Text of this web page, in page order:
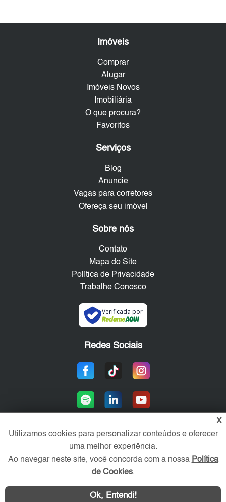
Imóveis
Comprar
Alugar
Imóveis Novos
Imobiliária
O que procura?
Favoritos
Serviços
Blog
Anuncie
Vagas para corretores
Ofereça seu imóvel
Sobre nós
Contato
Mapa do Site
Política de Privacidade
Trabalhe Conosco
Verificada por
Redes Sociais
Área exclusiva aos anunciantes,
acesse sua conta:
X
Utilizamos cookies para personalizar conteúdos e oferecer
uma melhor experiência.
Ao navegar neste site, você concorda com a nossa Política
de Cookies.
Ok, Entendi!